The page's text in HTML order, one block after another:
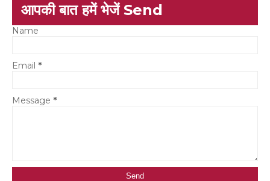
आपकी बात हमें भेजें Send
Name
Email *
Message *